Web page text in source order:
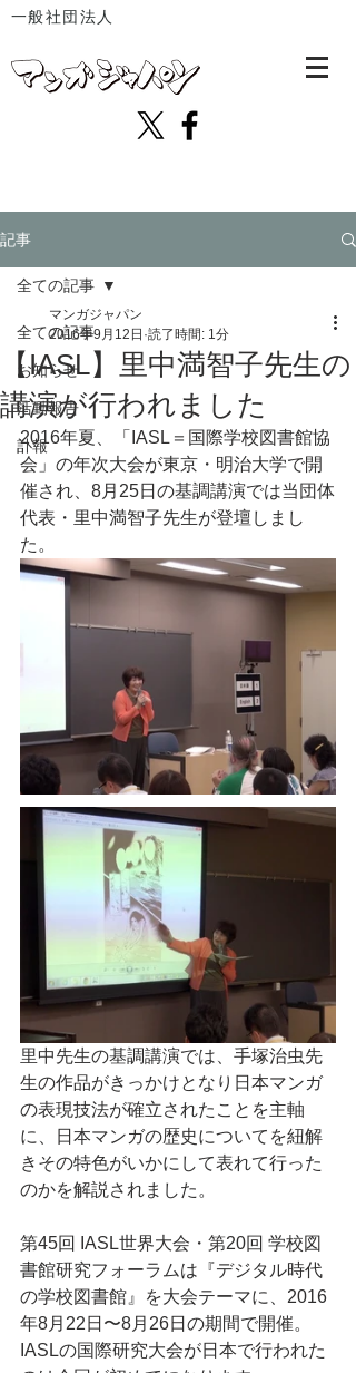
一般社団法人
記事
全ての記事
お知らせ
活動報告
訃報
全ての記事
【IASL】里中満智子先生の
講演が行われました
マンガジャパン
2016年9月12日 読了時間: 1分
2016年夏、「IASL＝国際学校図書館協
会」の年次大会が東京・明治大学で開
催され、8月25日の基調講演では当団体
代表・里中満智子先生が登壇しまし
た。
里中先生の基調講演では、手塚治虫先
生の作品がきっかけとなり日本マンガ
の表現技法が確立されたことを主軸
に、日本マンガの歴史についてを紐解
きその特色がいかにして表れて行った
のかを解説されました。
第45回 IASL世界大会・第20回 学校図
書館研究フォーラムは『デジタル時代
の学校図書館』を大会テーマに、2016
年8月22日〜8月26日の期間で開催。
IASLの国際研究大会が日本で行われた